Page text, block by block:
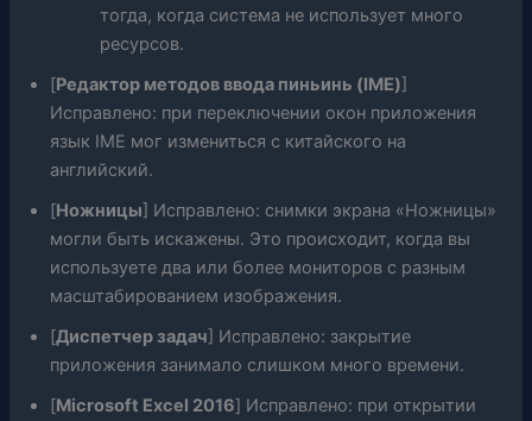
тогда, когда система не использует много
ресурсов.
[Редактор методов ввода пиньинь (IME)]
Исправлено: при переключении окон приложения
язык IME мог измениться с китайского на
английский.
[Ножницы] Исправлено: снимки экрана «Ножницы»
могли быть искажены. Это происходит, когда вы
используете два или более мониторов с разным
масштабированием изображения.
[Диспетчер задач] Исправлено: закрытие
приложения занимало слишком много времени.
[Microsoft Excel 2016] Исправлено: при открытии